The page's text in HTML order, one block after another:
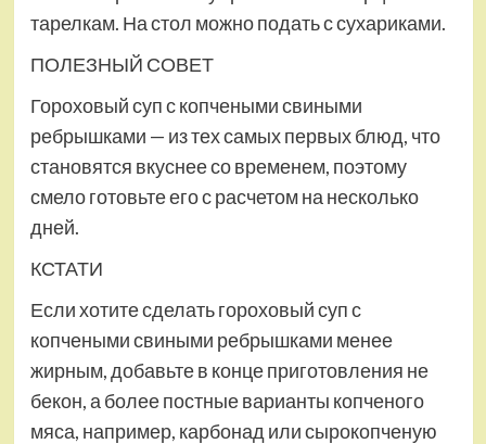
тарелкам. На стол можно подать с сухариками.
ПОЛЕЗНЫЙ СОВЕТ
Гороховый суп с копчеными свиными
ребрышками — из тех самых первых блюд, что
становятся вкуснее со временем, поэтому
смело готовьте его с расчетом на несколько
дней.
КСТАТИ
Если хотите сделать гороховый суп с
копчеными свиными ребрышками менее
жирным, добавьте в конце приготовления не
бекон, а более постные варианты копченого
мяса, например, карбонад или сырокопченую